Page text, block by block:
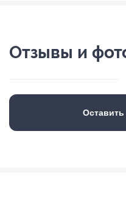
Отзывы и